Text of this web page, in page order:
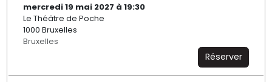
mercredi 19 mai 2027 à 19:30
Le Théâtre de Poche
1000 Bruxelles
Bruxelles
Réserver